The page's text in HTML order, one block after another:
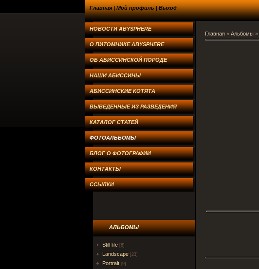
Главная|Мой профиль|Выход
НОВОСТИ ABYSPHERE
О ПИТОМНИКЕ ABYSPHERE
ОБ АБИССИНСКОЙ ПОРОДЕ
НАШИ АБИССИНЫ
АБИССИНСКИЕ КОТЯТА
ВЫВЕДЕННЫЕ ИЗ РАЗВЕДЕНИЯ
КАТАЛОГ СТАТЕЙ
ФОТОАЛЬБОМЫ
БЛОГ О ФОТОГРАФИИ
КОНТАКТЫ
ССЫЛКИ
АЛЬБОМЫ
Still life [6]
Landscape [23]
Portrait [9]
Главная» Альбомы»